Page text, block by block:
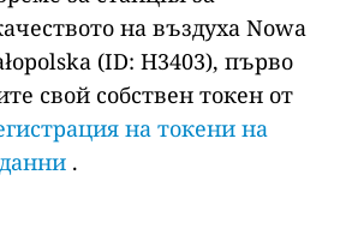
на въздуха Nowa
(ID: H3403), първо
свой собствен токен от
на токени на
.